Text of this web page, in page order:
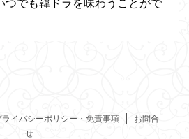
ライバシーポリシー・免責事項
お問合
せ